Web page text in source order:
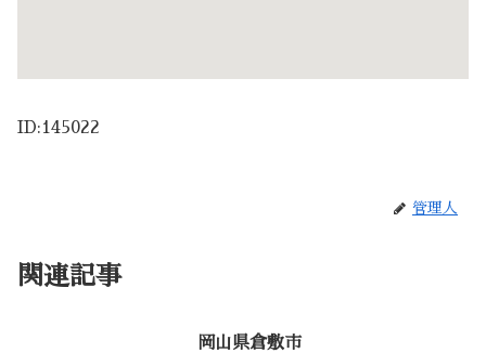
ID:145022
管理人
関連記事
岡山県倉敷市